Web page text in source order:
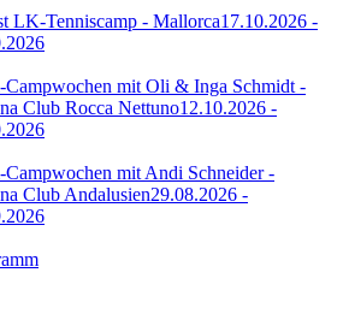
LK-Tenniscamp - Mallorca17.10.2026 -
Campwochen mit Oli & Inga Schmidt -
Club Rocca Nettuno12.10.2026 -
Campwochen mit Andi Schneider -
Club Andalusien29.08.2026 -